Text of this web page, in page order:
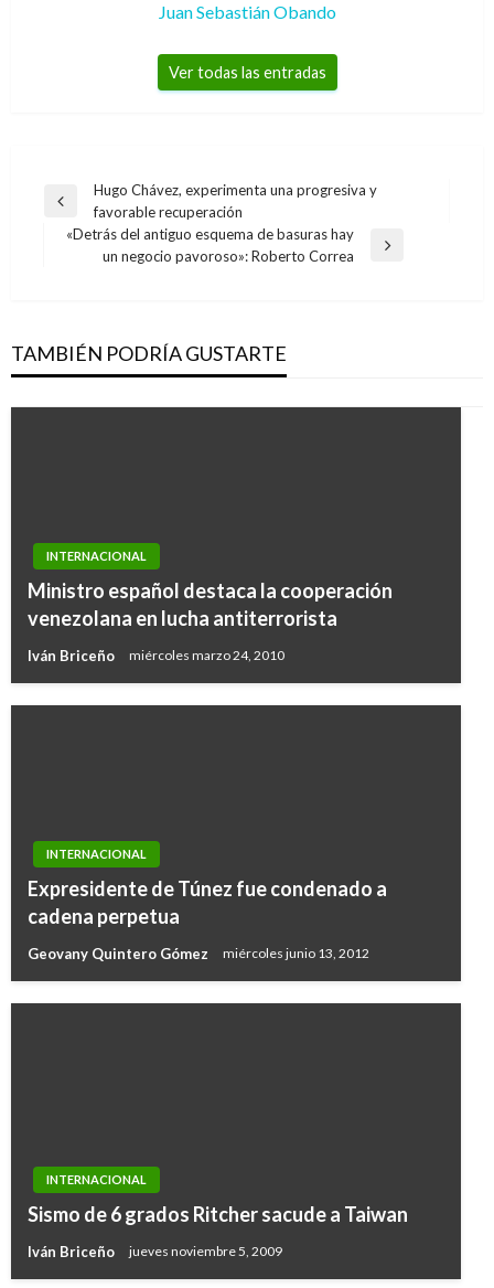
Juan Sebastián Obando
Ver todas las entradas
Navegación
entradas
Entrada
anterior
Hugo Chávez, experimenta una progresiva y
favorable recuperación
Entrada
«Detrás del antiguo esquema de basuras hay
un negocio pavoroso»: Roberto Correa
TAMBIÉN PODRÍA GUSTARTE
INTERNACIONAL
Ministro español destaca la cooperación
venezolana en lucha antiterrorista
Iván Briceño miércoles marzo 24, 2010
INTERNACIONAL
Expresidente de Túnez fue condenado a
cadena perpetua
Geovany Quintero Gómez miércoles junio 13, 2012
INTERNACIONAL
Sismo de 6 grados Ritcher sacude a Taiwan
Iván Briceño jueves noviembre 5, 2009